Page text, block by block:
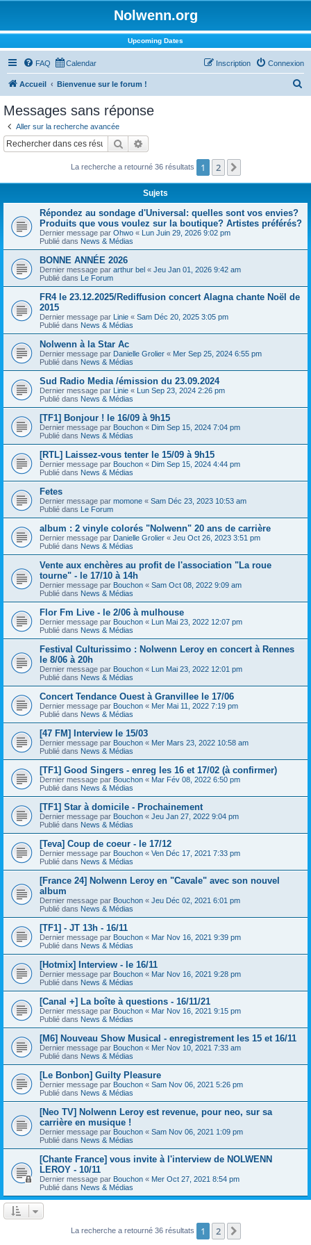
Nolwenn.org
Upcoming Dates
FAQ Calendar Connexion
Inscription
Accueil Bienvenue sur le forum !
c
Messages sans réponse
Aller sur la recherche avancée
Rechercher
La recherche a retourné 36 résultats 1 2
Sujets
Répondez au sondage d'Universal: quelles sont vos envies?
Produits que vous voulez sur la boutique? Artistes préférés?
Dernier message par Ohwo « Lun Juin 29, 2026 9:02 pm
Publié dans News & Médias
BONNE ANNÉE 2026
Dernier message par arthur bel « Jeu Jan 01, 2026 9:42 am
Publié dans Le Forum
FR4 le 23.12.2025/Rediffusion concert Alagna chante Noël de
2015
Dernier message par Linie « Sam Déc 20, 2025 3:05 pm
Publié dans News & Médias
Nolwenn à la Star Ac
Dernier message par Danielle Grolier « Mer Sep 25, 2024 6:55 pm
Publié dans News & Médias
Sud Radio Media /émission du 23.09.2024
Dernier message par Linie « Lun Sep 23, 2024 2:26 pm
Publié dans News & Médias
[TF1] Bonjour ! le 16/09 à 9h15
Dernier message par Bouchon « Dim Sep 15, 2024 7:04 pm
Publié dans News & Médias
[RTL] Laissez-vous tenter le 15/09 à 9h15
Dernier message par Bouchon « Dim Sep 15, 2024 4:44 pm
Publié dans News & Médias
Fetes
Dernier message par momone « Sam Déc 23, 2023 10:53 am
Publié dans Le Forum
album : 2 vinyle colorés "Nolwenn" 20 ans de carrière
Dernier message par Danielle Grolier « Jeu Oct 26, 2023 3:51 pm
Publié dans News & Médias
Vente aux enchères au profit de l'association "La roue
tourne" - le 17/10 à 14h
Dernier message par Bouchon « Sam Oct 08, 2022 9:09 am
Publié dans News & Médias
Flor Fm Live - le 2/06 à mulhouse
Dernier message par Bouchon « Lun Mai 23, 2022 12:07 pm
Publié dans News & Médias
Festival Culturissimo : Nolwenn Leroy en concert à Rennes
le 8/06 à 20h
Dernier message par Bouchon « Lun Mai 23, 2022 12:01 pm
Publié dans News & Médias
Concert Tendance Ouest à Granvillee le 17/06
Dernier message par Bouchon « Mer Mai 11, 2022 7:19 pm
Publié dans News & Médias
[47 FM] Interview le 15/03
Dernier message par Bouchon « Mer Mars 23, 2022 10:58 am
Publié dans News & Médias
[TF1] Good Singers - enreg les 16 et 17/02 (à confirmer)
Dernier message par Bouchon « Mar Fév 08, 2022 6:50 pm
Publié dans News & Médias
[TF1] Star à domicile - Prochainement
Dernier message par Bouchon « Jeu Jan 27, 2022 9:04 pm
Publié dans News & Médias
[Teva] Coup de coeur - le 17/12
Dernier message par Bouchon « Ven Déc 17, 2021 7:33 pm
Publié dans News & Médias
[France 24] Nolwenn Leroy en "Cavale" avec son nouvel
album
Dernier message par Bouchon « Jeu Déc 02, 2021 6:01 pm
Publié dans News & Médias
[TF1] - JT 13h - 16/11
Dernier message par Bouchon « Mar Nov 16, 2021 9:39 pm
Publié dans News & Médias
[Hotmix] Interview - le 16/11
Dernier message par Bouchon « Mar Nov 16, 2021 9:28 pm
Publié dans News & Médias
[Canal +] La boîte à questions - 16/11/21
Dernier message par Bouchon « Mar Nov 16, 2021 9:15 pm
Publié dans News & Médias
[M6] Nouveau Show Musical - enregistrement les 15 et 16/11
Dernier message par Bouchon « Mer Nov 10, 2021 7:33 am
Publié dans News & Médias
[Le Bonbon] Guilty Pleasure
Dernier message par Bouchon « Sam Nov 06, 2021 5:26 pm
Publié dans News & Médias
[Neo TV] Nolwenn Leroy est revenue, pour neo, sur sa
carrière en musique !
Dernier message par Bouchon « Sam Nov 06, 2021 1:09 pm
Publié dans News & Médias
[Chante France] vous invite à l'interview de NOLWENN
LEROY - 10/11
Dernier message par Bouchon « Mer Oct 27, 2021 8:54 pm
Publié dans News & Médias
La recherche a retourné 36 résultats 1 2